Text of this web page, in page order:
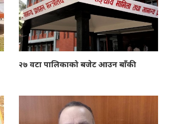
२७ वटा पालिकाको बजेट आउन बाँकी